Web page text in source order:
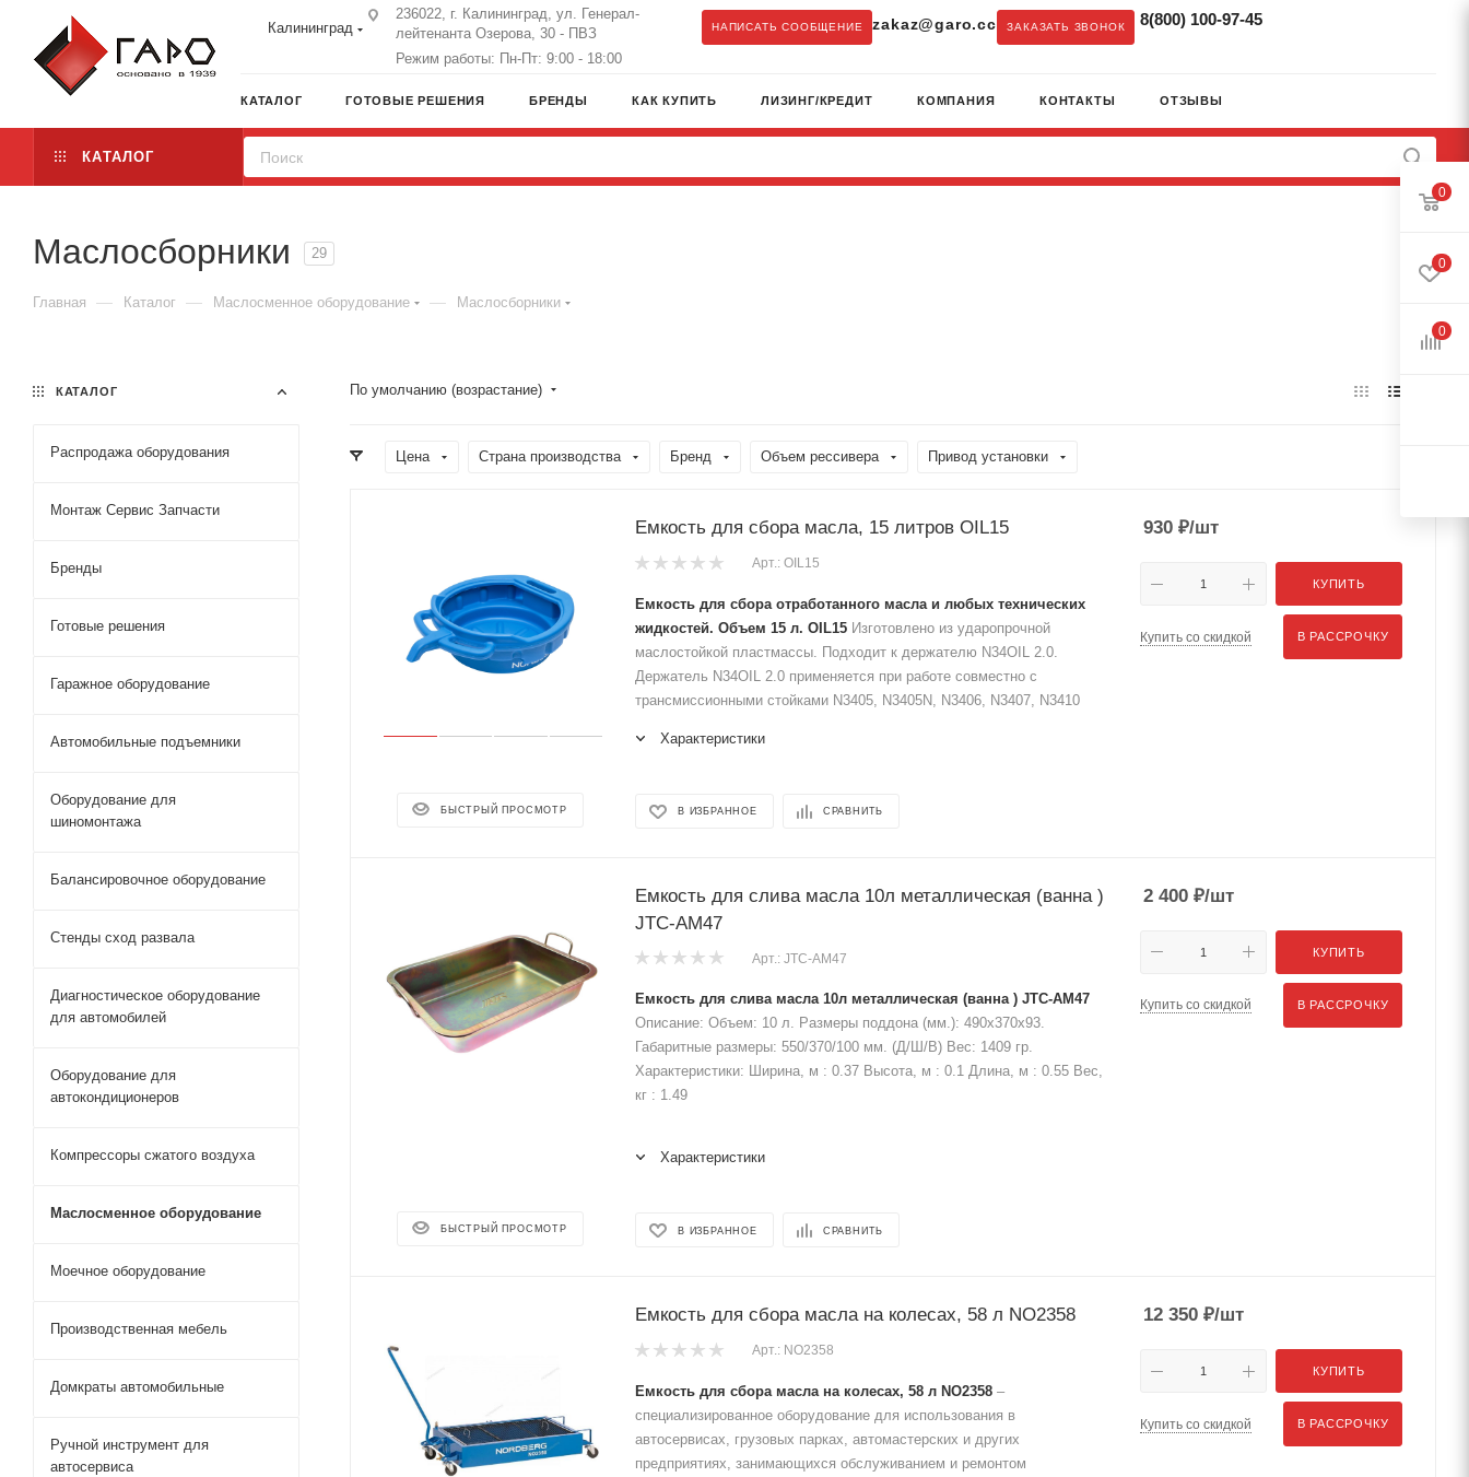
Калининград
236022, г. Калининград, ул. Генерал-
лейтенанта Озерова, 30 - ПВЗ
Режим работы: Пн-Пт: 9:00 - 18:00
НАПИСАТЬ СООБЩЕНИЕ zakaz@garo.cc ЗАКАЗАТЬ ЗВОНОК 8(800) 100-97-45
КАТАЛОГ ГОТОВЫЕ РЕШЕНИЯ БРЕНДЫ КАК КУПИТЬ ЛИЗИНГ/КРЕДИТ КОМПАНИЯ КОНТАКТЫ ОТЗЫВЫ
КАТАЛОГ
Маслосборники 29
Главная — Каталог — Маслосменное оборудование — Маслосборники
По умолчанию (возрастание)
Цена Страна производства Бренд Объем рессивера Привод установки
БЫСТРЫЙ ПРОСМОТР
Емкость для сбора масла, 15 литров OIL15
Арт.: OIL15
Емкость для сбора отработанного масла и любых технических
жидкостей. Объем 15 л. OIL15 Изготовлено из ударопрочной
маслостойкой пластмассы. Подходит к держателю N34OIL 2.0.
Держатель N34OIL 2.0 применяется при работе совместно с
трансмиссионными стойками N3405, N3405N, N3406, N3407, N3410
Характеристики
В ИЗБРАННОЕ СРАВНИТЬ
930 ₽/шт
КУПИТЬ
Купить со скидкой В РАССРОЧКУ
БЫСТРЫЙ ПРОСМОТР
Емкость для слива масла 10л металлическая (ванна )
JTC-AM47
Арт.: JTC-AM47
Емкость для слива масла 10л металлическая (ванна ) JTC-AM47
Описание: Объем: 10 л. Размеры поддона (мм.): 490х370х93.
Габаритные размеры: 550/370/100 мм. (Д/Ш/В) Вес: 1409 гр.
Характеристики: Ширина, м : 0.37 Высота, м : 0.1 Длина, м : 0.55 Вес,
кг : 1.49
Характеристики
В ИЗБРАННОЕ СРАВНИТЬ
2 400 ₽/шт
КУПИТЬ
Купить со скидкой В РАССРОЧКУ
Емкость для сбора масла на колесах, 58 л NO2358
Арт.: NO2358
Емкость для сбора масла на колесах, 58 л NO2358 –
специализированное оборудование для использования в
автосервисах, грузовых парках, автомастерских и других
предприятиях, занимающихся обслуживанием и ремонтом
12 350 ₽/шт
КУПИТЬ
Купить со скидкой В РАССРОЧКУ
КАТАЛОГ
Распродажа оборудования
Монтаж Сервис Запчасти
Бренды
Готовые решения
Гаражное оборудование
Автомобильные подъемники
Оборудование для
шиномонтажа
Балансировочное оборудование
Стенды сход развала
Диагностическое оборудование
для автомобилей
Оборудование для
автокондиционеров
Компрессоры сжатого воздуха
Маслосменное оборудование
Моечное оборудование
Производственная мебель
Домкраты автомобильные
Ручной инструмент для
автосервиса
0
0
0